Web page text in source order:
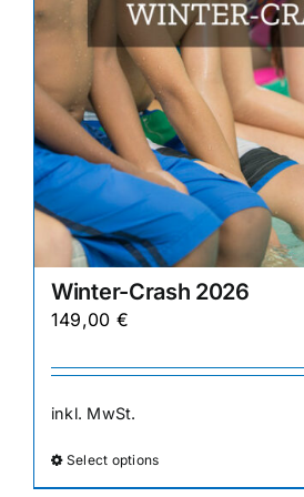
gewählt
werden
Winter-Crash 2026
149,00 €
inkl. MwSt.
Select optionsDieses